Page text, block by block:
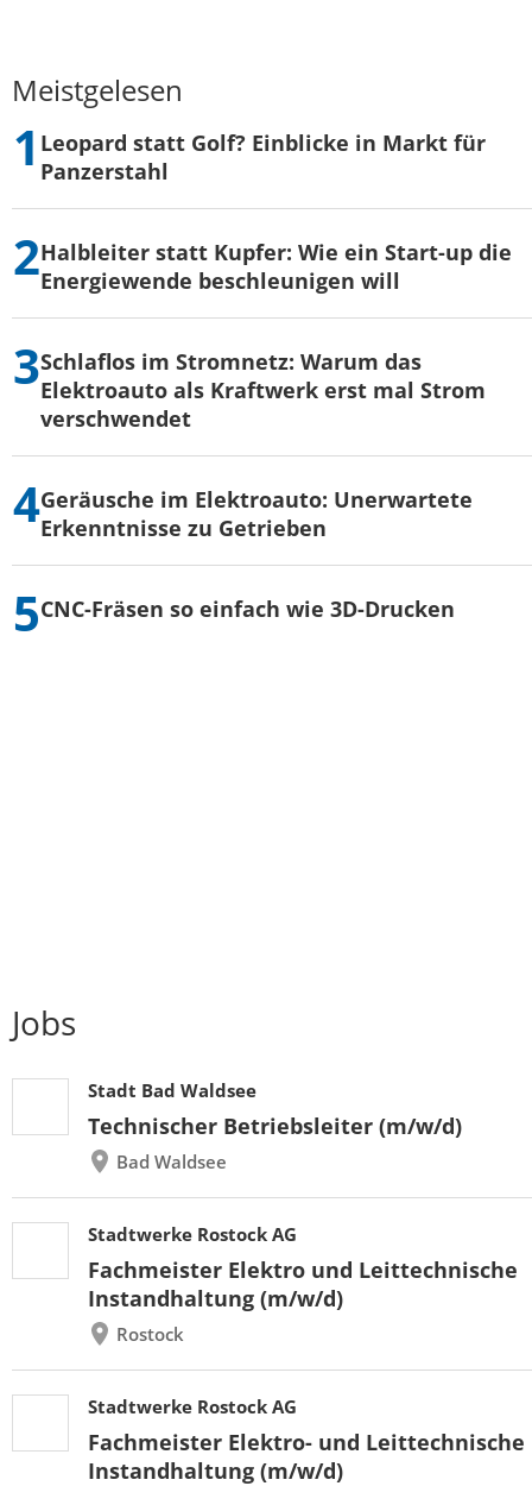
Meistgelesen
Leopard statt Golf? Einblicke in Markt für
Panzerstahl
Halbleiter statt Kupfer: Wie ein Start-up die
Energiewende beschleunigen will
Schlaflos im Stromnetz: Warum das
Elektroauto als Kraftwerk erst mal Strom
verschwendet
Geräusche im Elektroauto: Unerwartete
Erkenntnisse zu Getrieben
CNC-Fräsen so einfach wie 3D-Drucken
Jobs
Stadt Bad Waldsee
Technischer Betriebsleiter (m/w/d)
Bad Waldsee
Stadtwerke Rostock AG
Fachmeister Elektro und Leittechnische
Instandhaltung (m/w/d)
Rostock
Stadtwerke Rostock AG
Fachmeister Elektro- und Leittechnische
Instandhaltung (m/w/d)